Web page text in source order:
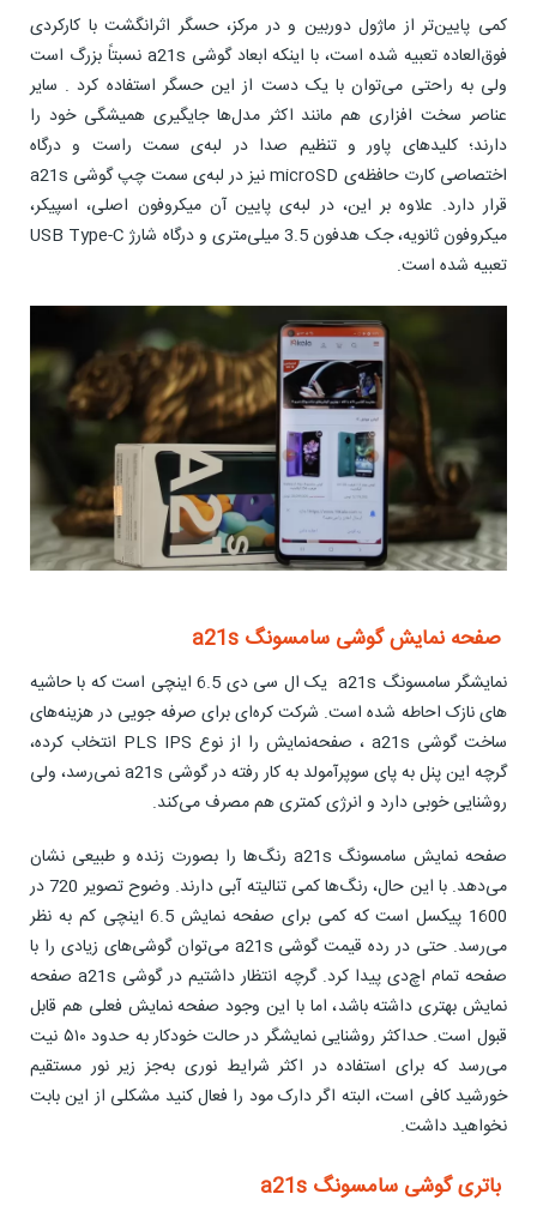
کمی پایین‌تر از ماژول دوربین و در مرکز، حسگر اثرانگشت با کارکردی
فوق‌العاده تعبیه شده است، با اینکه ابعاد گوشی a21s نسبتاً بزرگ است
ولی به راحتی می‌توان با یک دست از این حسگر استفاده کرد . سایر
عناصر سخت افزاری هم مانند اکثر مدل‌ها جایگیری همیشگی خود را
دارند؛ کلید‌‎های پاور و تنظیم صدا در لبه‌ی سمت راست و درگاه
اختصاصی کارت حافظه‌ی microSD نیز در لبه‌ی سمت چپ گوشی a21s
قرار دارد. علاوه بر‌ این، در لبه‌ی پایین آن میکروفون اصلی، اسپیکر،
میکروفون ثانویه، جک هدفون 3.5 میلی‌متری و درگاه شارژ USB Type-C
تعبیه شده است.
صفحه نمایش گوشی سامسونگ a21s
نمایشگر سامسونگ a21s یک ال سی دی 6.5 اینچی است که با حاشیه
های نازک احاطه شده است. شرکت کره‌ای برای صرفه جویی در هزینه‌های
ساخت گوشی a21s ، صفحه‌نمایش را از نوع PLS IPS انتخاب کرده،
گرچه این پنل به پای سوپرآمولد به کار رفته در گوشی a21s نمی‌رسد، ولی
روشنایی خوبی دارد و انرژی کمتری هم مصرف می‌کند.
صفحه نمایش سامسونگ a21s رنگ‌ها را بصورت زنده و طبیعی نشان
می‌دهد. با این حال، رنگ‌ها کمی تنالیته آبی دارند. وضوح تصویر 720 در
1600 پیکسل است که کمی برای صفحه نمایش 6.5 اینچی کم به نظر
می‌رسد. حتی در رده قیمت گوشی a21s می‌توان گوشی‌های زیادی را با
صفحه تمام اچ‌دی پیدا کرد. گرچه انتظار داشتیم در گوشی a21s صفحه
نمایش بهتری داشته باشد، اما با این وجود صفحه نمایش فعلی هم قابل
قبول است. حداکثر روشنایی نمایشگر در حالت خودکار به حدود ۵۱۰ نیت
می‌رسد که برای استفاده در اکثر شرایط نوری به‌جز زیر نور مستقیم
خورشید کافی است، البته اگر دارک مود را فعال کنید مشکلی از این بابت
نخواهید داشت.
باتری گوشی سامسونگ a21s